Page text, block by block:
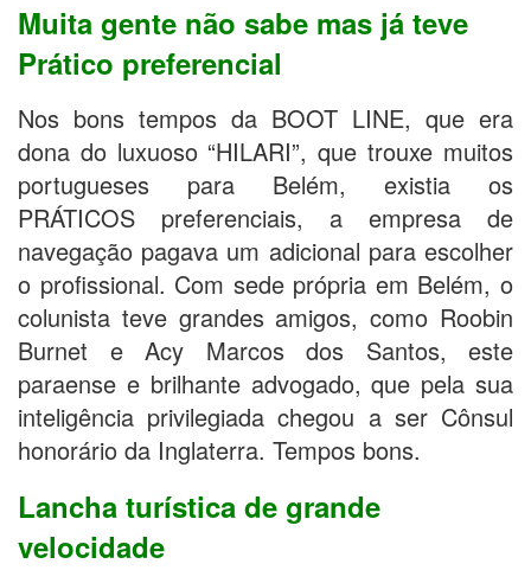
Muita gente não sabe mas já teve
Prático preferencial
Nos bons tempos da BOOT LINE, que era
dona do luxuoso “HILARI”, que trouxe muitos
portugueses para Belém, existia os
PRÁTICOS preferenciais, a empresa de
navegação pagava um adicional para escolher
o profissional. Com sede própria em Belém, o
colunista teve grandes amigos, como Roobin
Burnet e Acy Marcos dos Santos, este
paraense e brilhante advogado, que pela sua
inteligência privilegiada chegou a ser Cônsul
honorário da Inglaterra. Tempos bons.
Lancha turística de grande
velocidade